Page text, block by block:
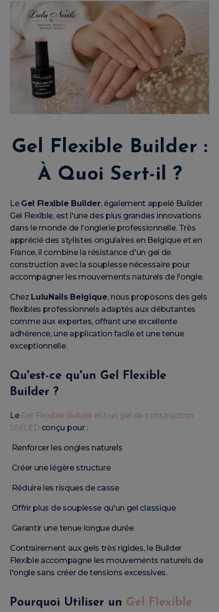
Gel Flexible Builder :
À Quoi Sert-il ?
Le Gel Flexible Builder, également appelé Builder
Gel Flexible, est l'une des plus grandes innovations
dans le monde de l'onglerie professionnelle. Très
apprécié des stylistes ongulaires en Belgique et en
France, il combine la résistance d'un gel de
construction avec la souplesse nécessaire pour
accompagner les mouvements naturels de l'ongle.
Chez LuluNails Belgique, nous proposons des gels
flexibles professionnels adaptés aux débutantes
comme aux expertes, offrant une excellente
adhérence, une application facile et une tenue
exceptionnelle.
Qu'est-ce qu'un Gel Flexible
Builder ?
Le Gel Flexible Builder est un gel de construction
UV/LED conçu pour :
Renforcer les ongles naturels
Créer une légère structure
Réduire les risques de casse
Offrir plus de souplesse qu'un gel classique
Garantir une tenue longue durée
Contrairement aux gels très rigides, le Builder
Flexible accompagne les mouvements naturels de
l'ongle sans créer de tensions excessives.
Pourquoi Utiliser un Gel Flexible